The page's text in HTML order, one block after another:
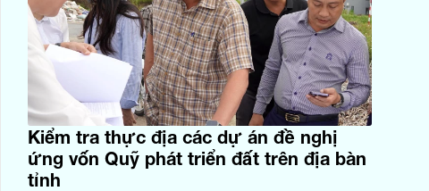
Kiểm tra thực địa các dự án đề nghị
ứng vốn Quỹ phát triển đất trên địa bàn
tỉnh